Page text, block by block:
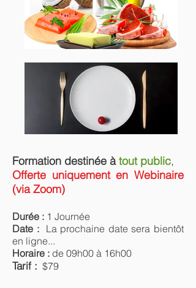
Formation destinée àtout public,
Offerte uniquementen Webinaire
(via Zoom)
Durée : 1 Journée
Date :
La prochaine date sera bientôt
en ligne...
Horaire : de 09h00 à 16h00
Tarif : $79